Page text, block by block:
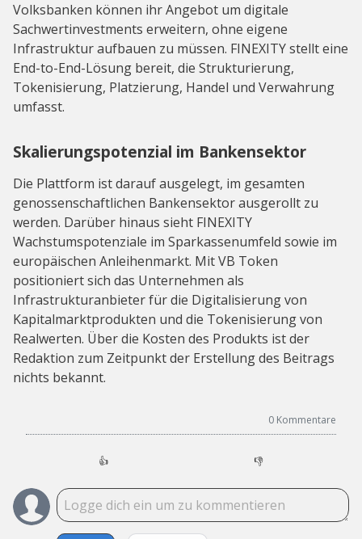
Volksbanken können ihr Angebot um digitale
Sachwertinvestments erweitern, ohne eigene
Infrastruktur aufbauen zu müssen. FINEXITY stellt eine
End-to-End-Lösung bereit, die Strukturierung,
Tokenisierung, Platzierung, Handel und Verwahrung
umfasst.
Skalierungspotenzial im Bankensektor
Die Plattform ist darauf ausgelegt, im gesamten
genossenschaftlichen Bankensektor ausgerollt zu
werden. Darüber hinaus sieht FINEXITY
Wachstumspotenziale im Sparkassenumfeld sowie im
europäischen Anleihenmarkt. Mit VB Token
positioniert sich das Unternehmen als
Infrastrukturanbieter für die Digitalisierung von
Kapitalmarktprodukten und die Tokenisierung von
Realwerten. Über die Kosten des Produkts ist der
Redaktion zum Zeitpunkt der Erstellung des Beitrags
nichts bekannt.
0 Kommentare
👍 👎